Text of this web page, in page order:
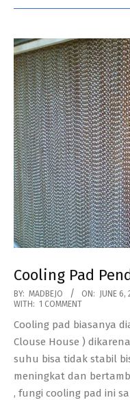
Cooling Pad
2017-
06-
06
BY: MADBEJO ON: JUNE 6,
WITH: 1 COMMENT
Cooling pad biasanya
Clouse House )
suhu bisa tidak stabil
meningkat dan
, fungi cooling pad ini